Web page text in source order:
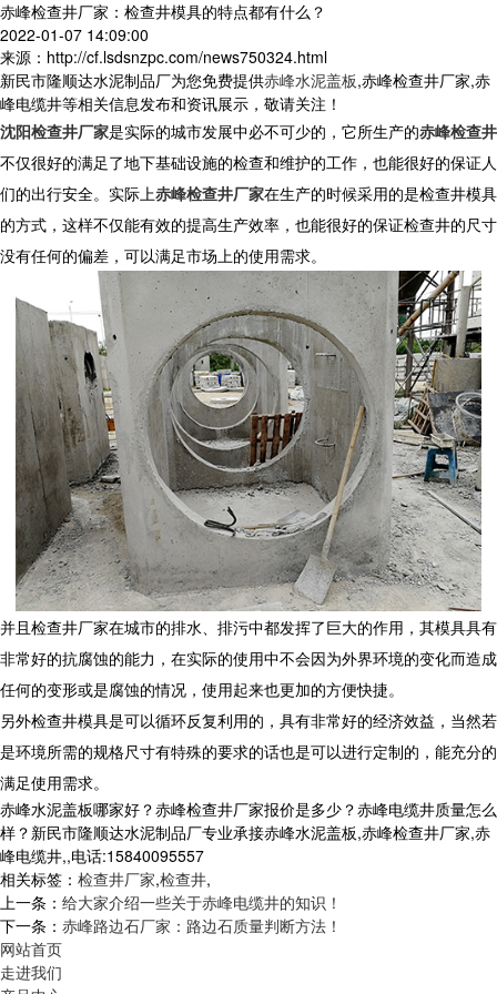
赤峰检查井厂家：检查井模具的特点都有什么？
2022-01-07 14:09:00
来源：http://cf.lsdsnzpc.com/news750324.html
新民市隆顺达水泥制品厂为您免费提供赤峰水泥盖板,赤峰检查井厂家,赤
峰电缆井等相关信息发布和资讯展示，敬请关注！
沈阳检查井厂家是实际的城市发展中必不可少的，它所生产的赤峰检查井
不仅很好的满足了地下基础设施的检查和维护的工作，也能很好的保证人
们的出行安全。实际上赤峰检查井厂家在生产的时候采用的是检查井模具
的方式，这样不仅能有效的提高生产效率，也能很好的保证检查井的尺寸
没有任何的偏差，可以满足市场上的使用需求。
并且检查井厂家在城市的排水、排污中都发挥了巨大的作用，其模具具有
非常好的抗腐蚀的能力，在实际的使用中不会因为外界环境的变化而造成
任何的变形或是腐蚀的情况，使用起来也更加的方便快捷。
另外检查井模具是可以循环反复利用的，具有非常好的经济效益，当然若
是环境所需的规格尺寸有特殊的要求的话也是可以进行定制的，能充分的
满足使用需求。
赤峰水泥盖板哪家好？赤峰检查井厂家报价是多少？赤峰电缆井质量怎么
样？新民市隆顺达水泥制品厂专业承接赤峰水泥盖板,赤峰检查井厂家,赤
峰电缆井,,电话:15840095557
相关标签： 检查井厂家,检查井,
上一条： 给大家介绍一些关于赤峰电缆井的知识！
下一条： 赤峰路边石厂家：路边石质量判断方法！
网站首页
走进我们